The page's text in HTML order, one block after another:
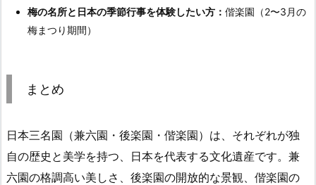
梅の名所と日本の季節行事を体験したい方： 偕楽園（2〜3月の
梅まつり期間）
まとめ
日本三名園（兼六園・後楽園・偕楽園）は、それぞれが独
自の歴史と美学を持つ、日本を代表する文化遺産です。兼
六園の格調高い美しさ、後楽園の開放的な景観、偕楽園の